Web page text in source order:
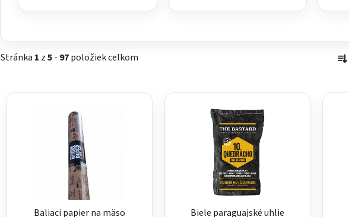
Stránka 1 z5- 97položiek celkom
a
e
Baliaci papier na mäso
Biele paraguajské uhlie